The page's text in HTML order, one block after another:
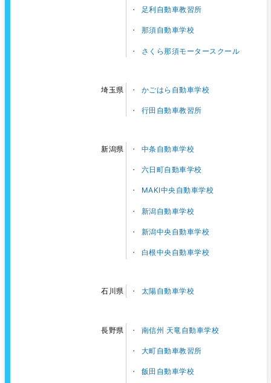
足利自動車教習所
那須自動車学校
さくら那須モータースクール
埼玉県 かごはら自動車学校
行田自動車教習所
新潟県 中条自動車学校
六日町自動車学校
MAKI中央自動車学校
新潟自動車学校
新潟中央自動車学校
白根中央自動車学校
石川県 太陽自動車学校
長野県 南信州 天竜自動車学校
大町自動車教習所
飯田自動車学校